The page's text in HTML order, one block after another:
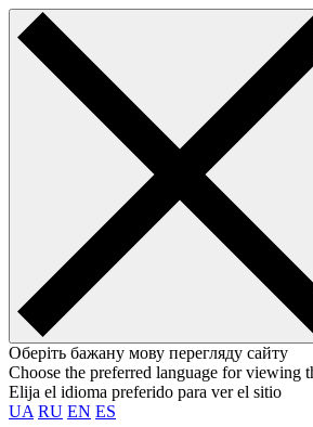
Оберіть бажану мову перегляду сайту
Choose the preferred language for viewing
Elija el idioma preferido para ver el sitio
UA RU EN ES